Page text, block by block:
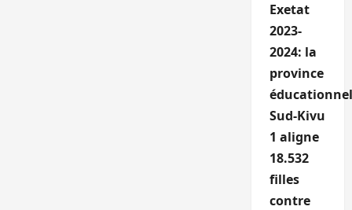
Exetat
2023-
2024: la
province
Sud-Kivu
1 aligne
18.532
filles
contre